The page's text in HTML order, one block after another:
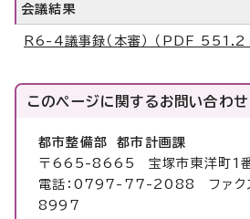
会議結果
R6-4議事録（本審） （PDF 551.2
このページに関するお問い合わせ
都市整備部 都市計画課
〒665-8665 宝塚市東洋町1
電話：0797-77-2088 ファク
8997